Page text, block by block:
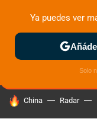
ZONA DE PRUEBAS
HOY SE HABLA DE
China Radar
Ya puedes ver
Solo